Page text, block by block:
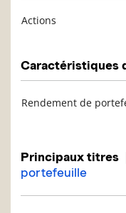
Actions
Caractéristiques
Rendement de
Principaux titres
portefeuille